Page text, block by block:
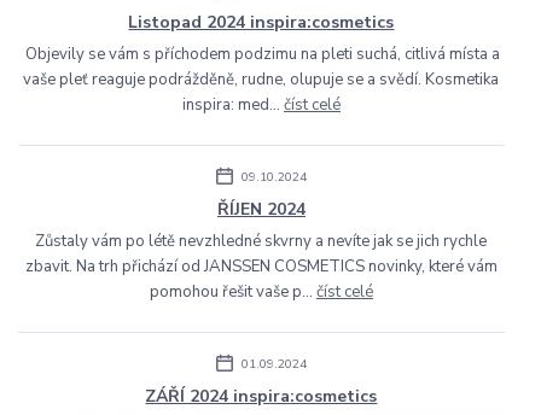
Listopad 2024 inspira:cosmetics
Objevily se vám s příchodem podzimu na pleti suchá, citlivá místa a
vaše pleť reaguje podrážděně, rudne, olupuje se a svědí. Kosmetika
inspira: med... číst celé
09.10.2024
ŘÍJEN 2024
Zůstaly vám po létě nevzhledné skvrny a nevíte jak se jich rychle
zbavit. Na trh přichází od JANSSEN COSMETICS novinky, které vám
pomohou řešit vaše p... číst celé
01.09.2024
ZÁŘÍ 2024 inspira:cosmetics